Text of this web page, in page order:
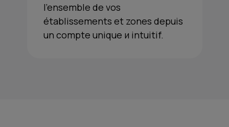
l'ensemble de vos
établissements et zones depuis
un compte unique и intuitif.